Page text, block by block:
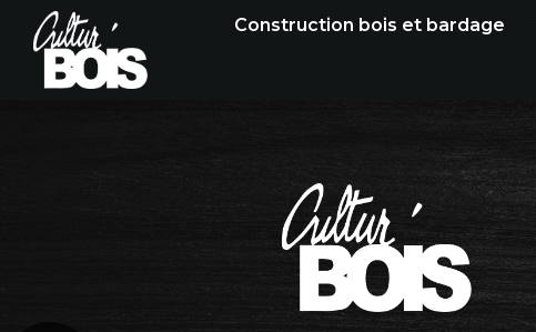
contenu
principal
Construction bois et bardage